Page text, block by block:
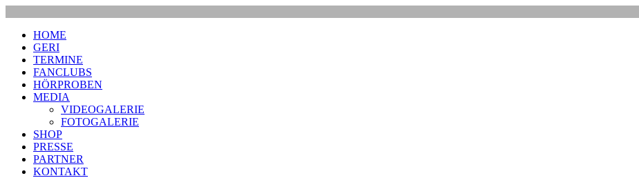
HOME
GERI
TERMINE
FANCLUBS
HÖRPROBEN
MEDIA
VIDEOGALERIE
FOTOGALERIE
SHOP
PRESSE
PARTNER
KONTAKT